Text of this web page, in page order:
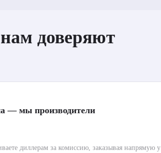
доверяют
— мы производители
диллерам за комиссию, заказывая напрямую у